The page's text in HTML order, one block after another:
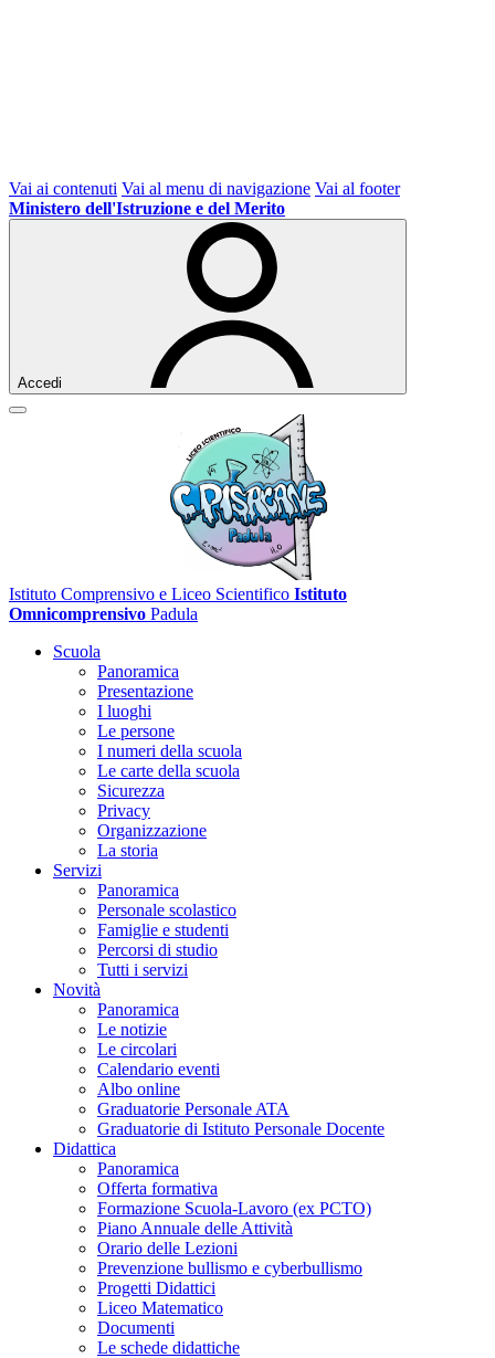
Vai ai contenuti Vai al menu di navigazione Vai al footer
Ministero dell'Istruzione e del Merito
Accedi
Istituto Comprensivo e Liceo Scientifico Istituto
Omnicomprensivo Padula
Scuola
Panoramica
Presentazione
I luoghi
Le persone
I numeri della scuola
Le carte della scuola
Sicurezza
Privacy
Organizzazione
La storia
Servizi
Panoramica
Personale scolastico
Famiglie e studenti
Percorsi di studio
Tutti i servizi
Novità
Panoramica
Le notizie
Le circolari
Calendario eventi
Albo online
Graduatorie Personale ATA
Graduatorie di Istituto Personale Docente
Didattica
Panoramica
Offerta formativa
Formazione Scuola-Lavoro (ex PCTO)
Piano Annuale delle Attività
Orario delle Lezioni
Prevenzione bullismo e cyberbullismo
Progetti Didattici
Liceo Matematico
Documenti
Le schede didattiche